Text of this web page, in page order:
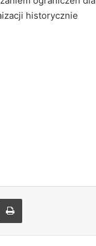
historycznie